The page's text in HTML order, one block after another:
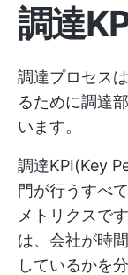
調達
調達プロセス
るために調達
います。
調達KPI(Key
門が行うすべ
メトリクスで
は、会社が時
しているかを